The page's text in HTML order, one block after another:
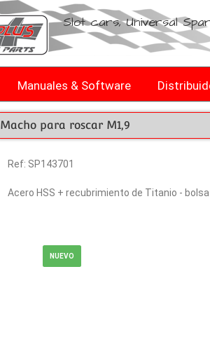
Slot cars, Universal
Manuales & Software
Macho para roscar M1,9
Ref: SP143701
Acero HSS + recubrimiento de Titanio -
NUEVO